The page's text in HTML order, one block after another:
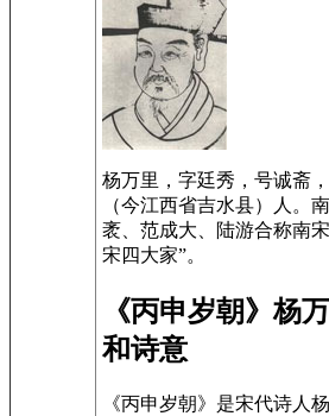
杨万里，字廷秀，号诚斋
（今江西省吉水县）人。
袤、范成大、陆游合称南
宋四大家”。
《丙申岁朝》杨
和诗意
《丙申岁朝》是宋代诗人